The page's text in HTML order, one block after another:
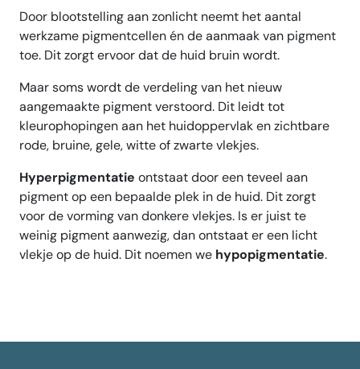
Door blootstelling aan zonlicht neemt het aantal
werkzame pigmentcellen én de aanmaak van pigment
toe. Dit zorgt ervoor dat de huid bruin wordt.
Maar soms wordt de verdeling van het nieuw
aangemaakte pigment verstoord. Dit leidt tot
kleurophopingen aan het huidoppervlak en zichtbare
rode, bruine, gele, witte of zwarte vlekjes.
Hyperpigmentatie ontstaat door een teveel aan
pigment op een bepaalde plek in de huid. Dit zorgt
voor de vorming van donkere vlekjes. Is er juist te
weinig pigment aanwezig, dan ontstaat er een licht
vlekje op de huid. Dit noemen we hypopigmentatie.